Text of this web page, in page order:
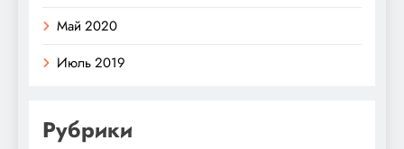
Май 2020
Июль 2019
Рубрики